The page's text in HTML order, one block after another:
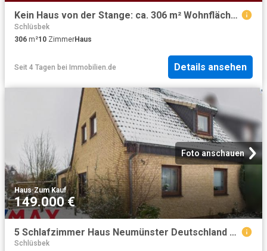
Kein Haus von der Stange: ca. 306 m² Wohnfläche in zweiter Reihe mit Entwicklungspotenzial!
Schlüsbek
306 m²10 ZimmerHaus
Seit 4 Tagen bei Immobilien.de Details ansehen
Foto anschauen
Haus·Zum Kauf
149.000 €
5 Schlafzimmer Haus Neumünster Deutschland 99620123
Schlüsbek